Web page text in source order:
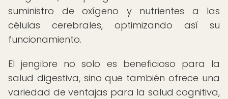
suministro de oxígeno y nutrientes a las
células cerebrales, optimizando así su
funcionamiento.
El jengibre no solo es beneficioso para la
salud digestiva, sino que también ofrece una
variedad de ventajas para la salud cognitiva,